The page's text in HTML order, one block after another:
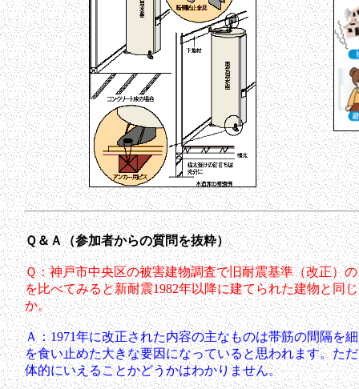
Ｑ＆Ａ（参加者からの質問を抜粋）
Ｑ：神戸市中央区の被害建物調査で旧耐震基準（改正）
を比べてみると新耐震1982年以降に建てられた建物と同
か。
Ａ：1971年に改正された内容の主なものは帯筋の間隔を
を食い止めた大きな要因になっていると思われます。た
体的にいえることかどうかはわかりません。